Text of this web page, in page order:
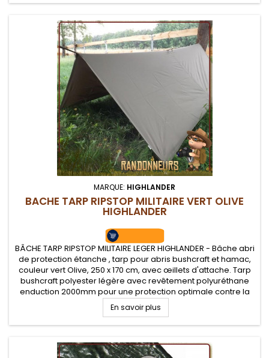
MARQUE: HIGHLANDER
BACHE TARP RIPSTOP MILITAIRE VERT OLIVE
HIGHLANDER
BÂCHE TARP RIPSTOP MILITAIRE LEGER HIGHLANDER - Bâche abri
de protection étanche , tarp pour abris bushcraft et hamac,
couleur vert Olive, 250 x 170 cm, avec œillets d'attache. Tarp
bushcraft polyester légère avec revêtement polyuréthane
enduction 2000mm pour une protection optimale contre la
pluie et le vent
En savoir plus